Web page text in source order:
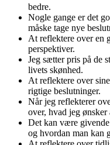
bedre.
Nogle gange er det
måske tage nye
At reflektere over en
perspektiver.
Jeg sætter pris på de
livets skønhed.
At reflektere over
rigtige beslutninger.
Når jeg reflekterer
over, hvad jeg ønsker
Det kan være
og hvordan man kan